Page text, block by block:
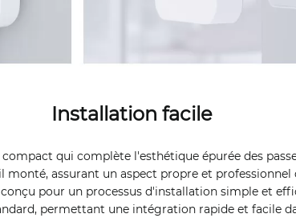
Installation facile
compact qui complète l'esthétique épurée des
monté, assurant un aspect propre et
pour un processus d'installation simple et
permettant une intégration rapide et facile